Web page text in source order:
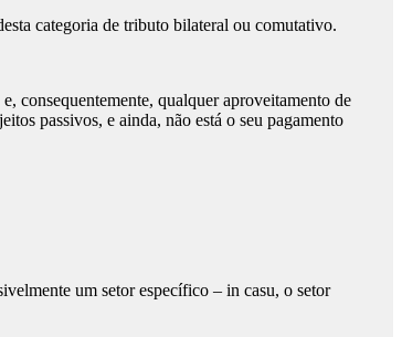
categoria de tributo bilateral ou comutativo.
consequentemente, qualquer aproveitamento de
passivos, e ainda, não está o seu pagamento
um setor específico – in casu, o setor